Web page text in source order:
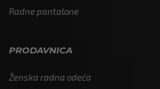
Radne pantalone
PRODAVNICA
Ženska radna odeća